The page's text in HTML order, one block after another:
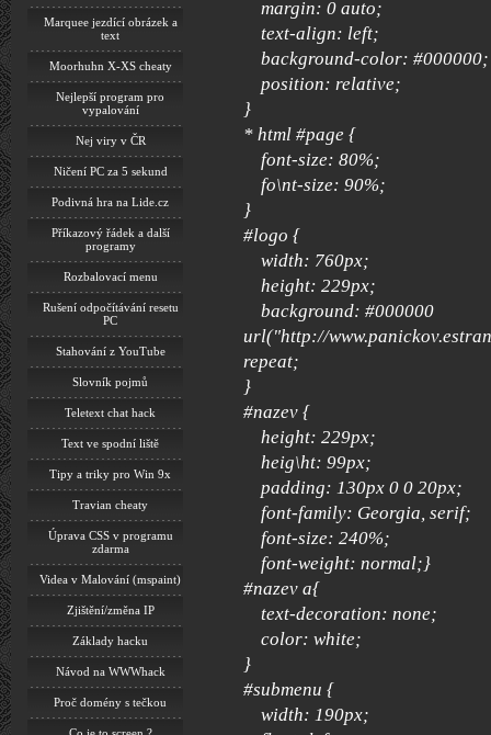
Marquee jezdící obrázek a
text
Moorhuhn X-XS cheaty
Nejlepší program pro
vypalování
Nej viry v ČR
Ničení PC za 5 sekund
Podivná hra na Lide.cz
Příkazový řádek a další
programy
Rozbalovací menu
Rušení odpočítávání resetu
PC
Stahování z YouTube
Slovník pojmů
Teletext chat hack
Text ve spodní liště
Tipy a triky pro Win 9x
Travian cheaty
Úprava CSS v programu
zdarma
Videa v Malování (mspaint)
Zjištění/změna IP
Základy hacku
Návod na WWWhack
Proč domény s tečkou
margin: 0 auto;
text-align: left;
background-color: #000000;
position: relative;
}
* html #page {
font-size: 80%;
fo\nt-size: 90%;
}
#logo {
width: 760px;
height: 229px;
background: #000000
url("http://
repeat;
}
#nazev {
height: 229px;
heig\ht: 99px;
padding: 130px 0 0 20px;
font-family: Georgia, serif;
font-size: 240%;
font-weight: normal;}
#nazev a{
text-decoration: none;
color: white;
}
#submenu {
width: 190px;